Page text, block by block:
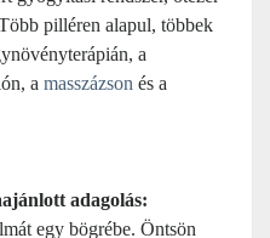
pilléren alapul, többek
a
a masszázson és a
ajánlott adagolás:
egy bögrébe. Öntsön